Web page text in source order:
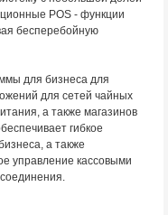
POS - функции
бесперебойную
для бизнеса для
для сетей чайных
а также магазинов
гибкое
а также
управление кассовыми